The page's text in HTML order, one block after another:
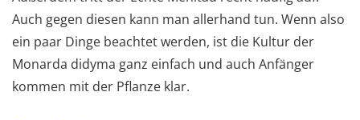
Auch gegen diesen kann man allerhand tun. Wenn also
ein paar Dinge beachtet werden, ist die Kultur der
Monarda didyma ganz einfach und auch Anfänger
kommen mit der Pflanze klar.